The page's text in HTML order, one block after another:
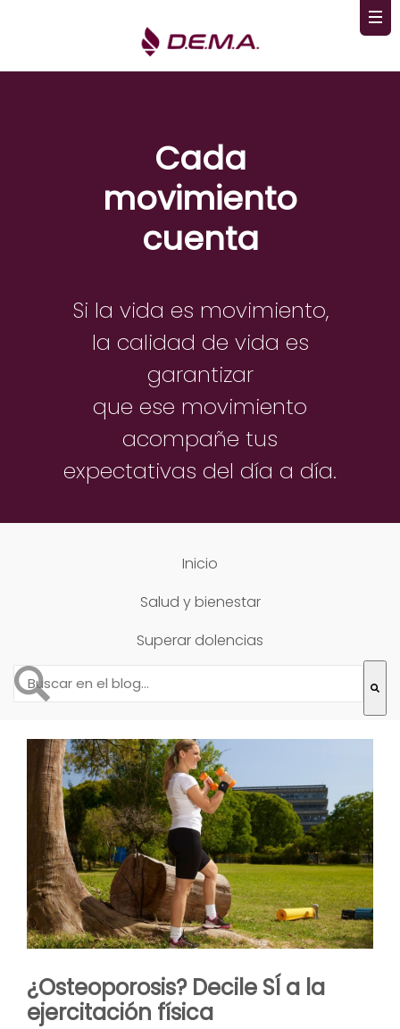
Cada
movimiento
cuenta
Si la vida es movimiento,
la calidad de vida es
garantizar
que ese movimiento
acompañe tus
expectativas del día a día.
Inicio
Salud y bienestar
Superar dolencias
Esto es un campo de búsqueda con una función de
¿Osteoporosis? Decile SÍ a la
ejercitación física